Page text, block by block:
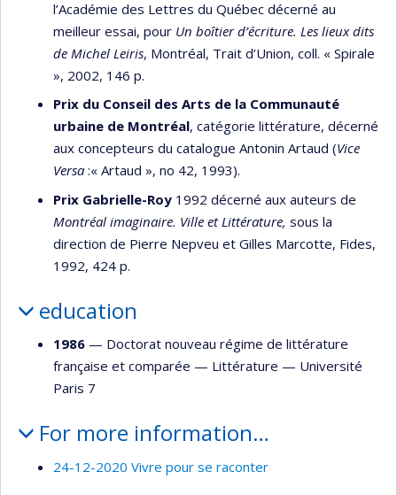
l’Académie des Lettres du Québec décerné au
meilleur essai, pour Un boîtier d’écriture. Les lieux dits
de Michel Leiris, Montréal, Trait d’Union, coll. « Spirale
», 2002, 146 p.
Prix du Conseil des Arts de la Communauté
urbaine de Montréal, catégorie littérature, décerné
aux concepteurs du catalogue Antonin Artaud (Vice
Versa :« Artaud », no 42, 1993).
Prix Gabrielle-Roy 1992 décerné aux auteurs de
Montréal imaginaire. Ville et Littérature, sous la
direction de Pierre Nepveu et Gilles Marcotte, Fides,
1992, 424 p.
education
1986 — Doctorat nouveau régime de littérature
française et comparée — Littérature — Université
Paris 7
For more information…
24-12-2020 Vivre pour se raconter